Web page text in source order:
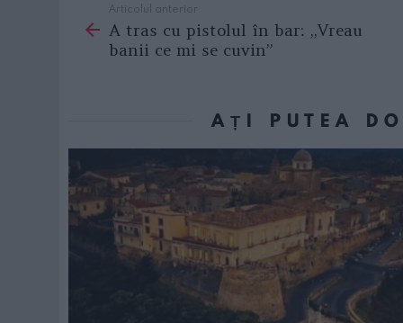
more
Articolul anterior
A tras cu pistolul în bar: „Vreau
banii ce mi se cuvin”
AȚI PUTEA